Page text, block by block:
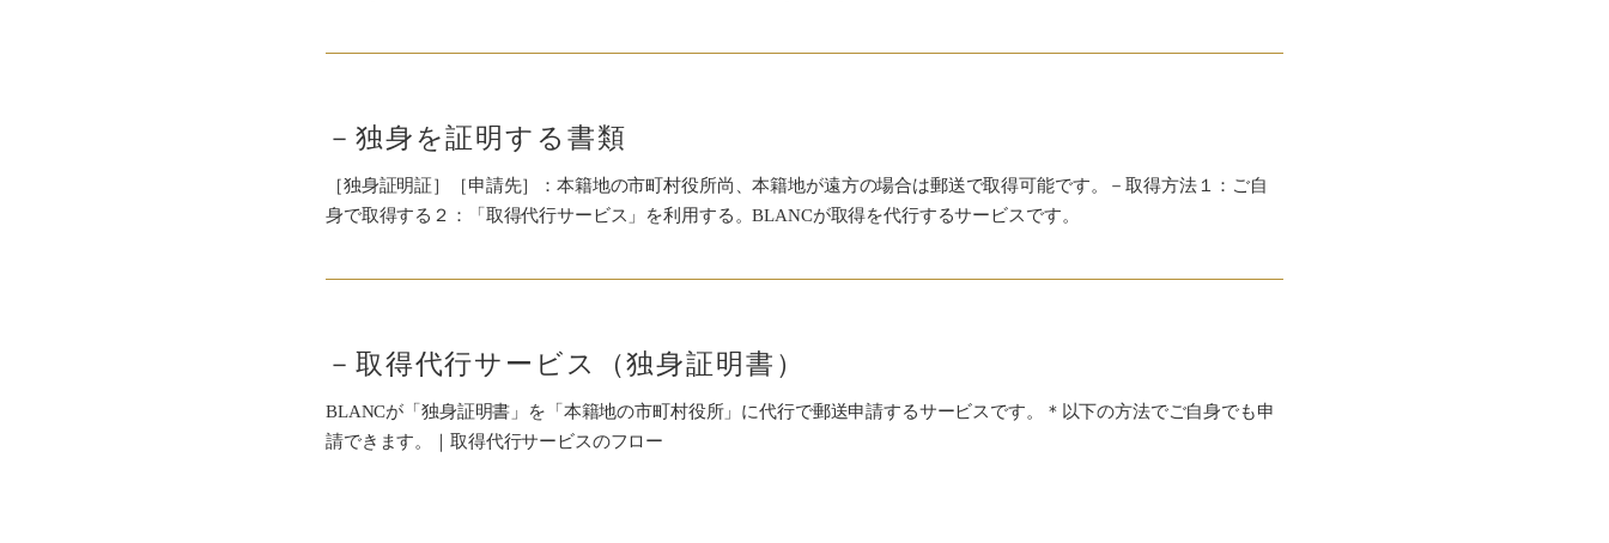
－独身を証明する書類
［独身証明証］［申請先］：本籍地の市町村役所尚、本籍地が遠方の場合は郵送で取得可能です。－取得方法１：ご自
身で取得する２：「取得代行サービス」を利用する。BLANCが取得を代行するサービスです。
－取得代行サービス（独身証明書）
BLANCが「独身証明書」を「本籍地の市町村役所」に代行で郵送申請するサービスです。＊以下の方法でご自身でも申
請できます。｜取得代行サービスのフロー